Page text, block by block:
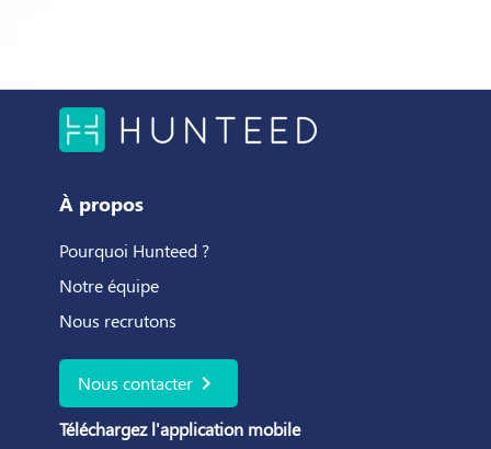
À propos
Pourquoi Hunteed ?
Notre équipe
Nous recrutons
Nous contacter chevron_right
Téléchargez l'application mobile